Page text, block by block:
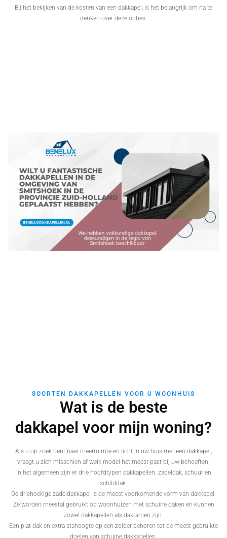
Bij het bekijken van de kosten van een dakkapel, is het belangrijk om na te
denken over deze opties.
SOORTEN DAKKAPELLEN VOOR U WOONHUIS
Wat is de beste
dakkapel voor mijn woning?
Als u op zoek bent naar meerruimte en licht in uw huis met een dakkapel,
vraagt u zich misschien af welk model het meest past bij uw behoeften.
In het algemeen zijn er drie hoofdtypen dakkapellen: zadeldak, schuur en
schilddak.
De driehoekige zadeldakkapel is de meest voorkomende vorm van dakkapel.
Ze worden meestal gebruikt op woonhuizen met schuine daken en kunnen
zowel dakkapellen als dakramen zijn.
Een plat dak en extra stahoogte op een zolder behoren tot de meest gebruikte
doelen van schuine dakkapellen.